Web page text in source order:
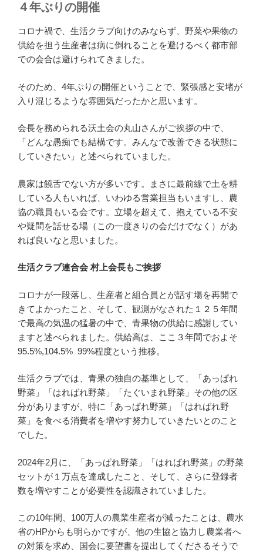
４年ぶりの開催
コロナ禍で、生活クラブ向けのみならず、野菜や果物の
供給を担う生産者は病に倒れることを避けるべく都市部
での会合は避けられてきました。
そのため、4年ぶりの開催ということで、緊張感と安堵が
入り混じるような雰囲気だったかと思います。
会長を務められる沃土会の丸山さんがご挨拶の中で、
「どんな愚痴でも結構です。みんなで改善できる状態に
していきたい」と述べられていました。
農家は饒舌でない方が多いです。まさに最前線で土を耕
している人もいれば、いわゆる営業担当もいますし、農
協の職員もいる会です。立場を超えて、抱えている不安
や疑問を話せる場（この一度きりの会だけでなく）があ
れば良いなと思いました。
生活クラブ連合会 村上会長もご挨拶
コロナが一段落し、生産者と組合員とが話す場を再開で
きてよかったこと、そして、観測がなされた１２５年間
で最高の気温の猛暑の中で、青果物の供給に感謝してい
ますと述べられました。供給高は、ここ３年間でおよそ
95.5%,104.5% 99%程度という推移。
生活クラブでは、青果の独自の基準として、「あっぱれ
野菜」「はればれ野菜」「たぐいまれ野菜」その他の区
分がありますが、特に「あっぱれ野菜」「はればれ野
菜」を食べる消費者を増やす努力していきたいとのこと
でした。
2024年2月に、「あっぱれ野菜」「はればれ野菜」の野菜
セットが１万点を達成したこと、そして、さらに登録者
数を増やすことが必要性を認識されていました。
この10年間、100万人の農業生産者が減ったことは、農水
省のHPからも明らかですが、他の生協と協力し農業者へ
の対策を求め、国会に要望書を提出してくださるそうで